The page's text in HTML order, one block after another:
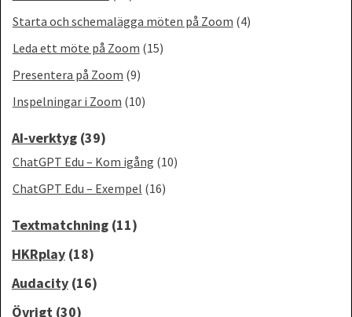
Starta och schemalägga möten på Zoom (4)
Leda ett möte på Zoom (15)
Presentera på Zoom (9)
Inspelningar i Zoom (10)
AI-verktyg(39)
ChatGPT Edu – Kom igång (10)
ChatGPT Edu – Exempel (16)
Textmatchning(11)
HKRplay(18)
Audacity(16)
Övrigt(30)